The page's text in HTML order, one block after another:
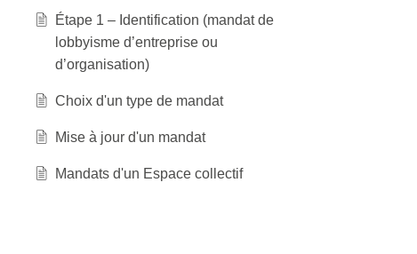
Étape 1 – Identification (mandat de
lobbyisme d’entreprise ou
d’organisation)
Choix d'un type de mandat
Mise à jour d'un mandat
Mandats d'un Espace collectif